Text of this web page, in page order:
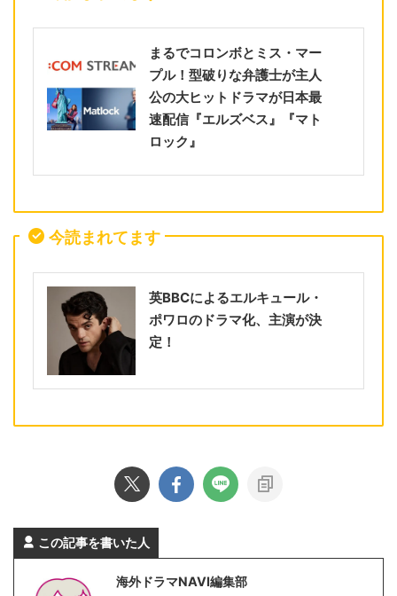
まるでコロンボとミス・マー
プル！型破りな弁護士が主人
公の大ヒットドラマが日本最
速配信『エルズベス』『マト
ロック』
今読まれてます
英BBCによるエルキュール・
ポワロのドラマ化、主演が決
定！
この記事を書いた人
海外ドラマNAVI編集部